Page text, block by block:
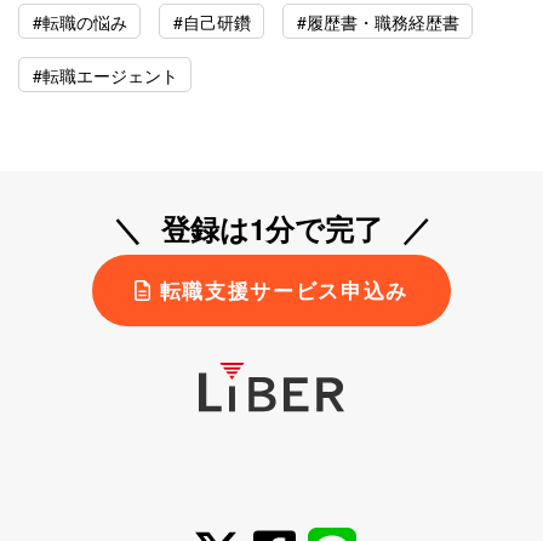
#転職の悩み #自己研鑽 #履歴書・職務経歴書
#転職エージェント
登録は1分で完了
転職支援サービス申込み